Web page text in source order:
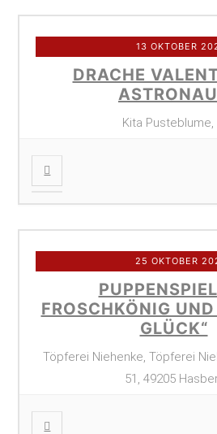
13 OKTOBER
DRACHE
Kita Pusteblume,
25 OKTOBER
FROSCHKÖNIG
GLÜCK“
Töpferei Niehenke, Töpferei
51, 49205